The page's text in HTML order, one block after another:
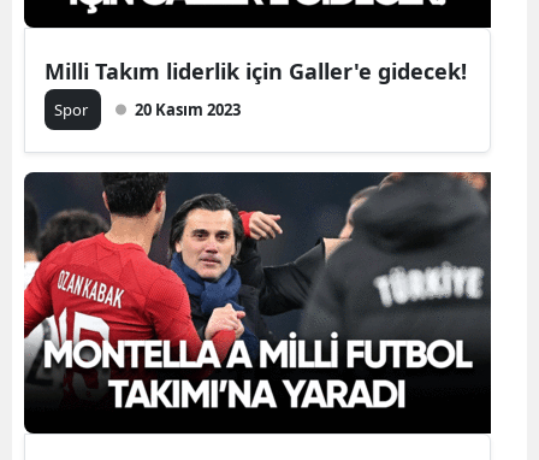
Milli Takım liderlik için Galler'e gidecek!
Spor 20 Kasım 2023